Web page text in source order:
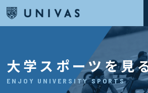
大学スポーツを見
ENJOY UNIVERSITY SPORTS